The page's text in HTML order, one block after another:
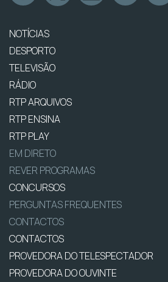
NOTÍCIAS
DESPORTO
TELEVISÃO
RÁDIO
RTP ARQUIVOS
RTP ENSINA
RTP PLAY
EM DIRETO
REVER PROGRAMAS
CONCURSOS
PERGUNTAS FREQUENTES
CONTACTOS
CONTACTOS
PROVEDORA DO TELESPECTADOR
PROVEDORA DO OUVINTE